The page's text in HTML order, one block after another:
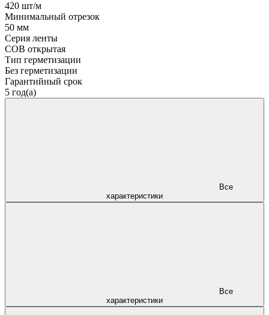
420 шт/м
Минимальный отрезок
50 мм
Серия ленты
COB открытая
Тип герметизации
Без герметизации
Гарантийный срок
5 год(а)
характеристики
характеристики